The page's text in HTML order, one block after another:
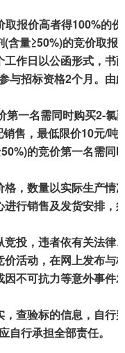
取报价高者得100%的
(含量≥50%)的竞价取报
工作日以公函形式，书
与招标资格2个月。 由
第一名需同时购买2-氯
售，最低限价10元/
的竞价第一名需
格 ， 数量以实际生产情
进行销售及发货安排，
投，违者依有关法律
活动，在网上发布与
不可抗力等意外事
查验标的信息，自
自行承担全部责任。